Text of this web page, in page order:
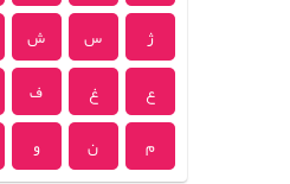
ژ
س ش
ع
غ ف
م
ن و